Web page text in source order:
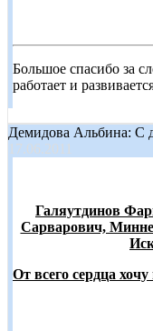
Большое спасибо за
работает и
Демидова Альбина: С
17.06.2011
Галяутдинов
Сарварович,
От всего сердца